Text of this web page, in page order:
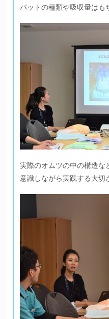
パットの種類や吸収量はも
実際のオムツの中の構造な
意識しながら実践する大切